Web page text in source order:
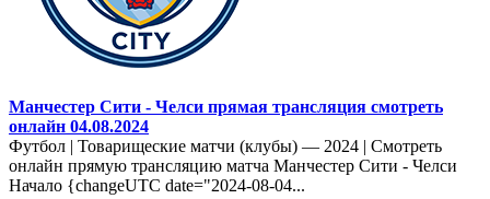
Манчестер Сити - Челси прямая трансляция смотреть
онлайн 04.08.2024
Футбол | Товарищеские матчи (клубы) — 2024 | Смотреть
онлайн прямую трансляцию матча Манчестер Сити - Челси
Начало {changeUTC date="2024-08-04...